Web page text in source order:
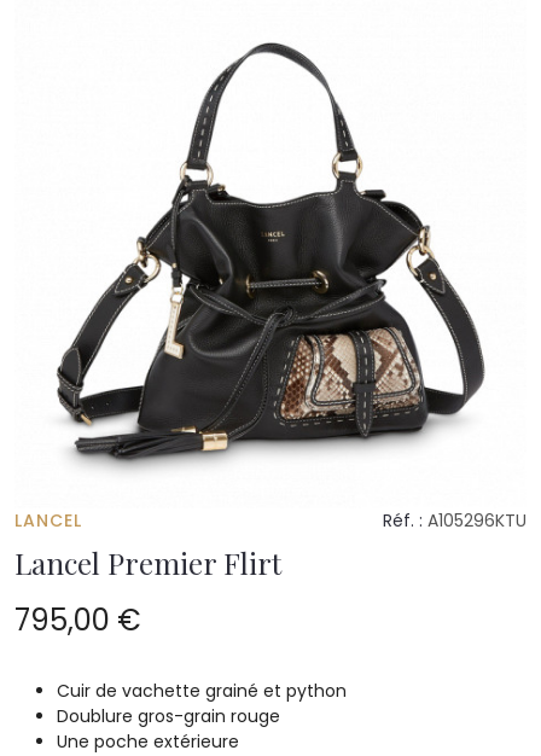
LANCEL Réf. : A105296KTU
Lancel Premier Flirt
795,00 €
Cuir de vachette grainé et python
Doublure gros-grain rouge
Une poche extérieure